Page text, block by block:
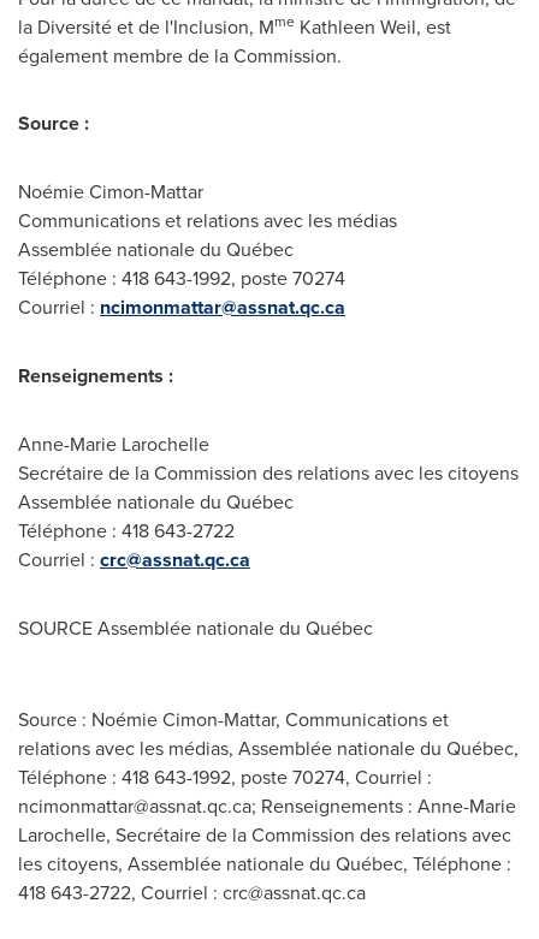
la Diversité et de l'Inclusion, Mme Kathleen Weil, est
également membre de la Commission.
Source :
Noémie Cimon-Mattar
Communications et relations avec les médias
Assemblée nationale du Québec
Téléphone : 418 643-1992, poste 70274
Courriel : ncimonmattar@assnat.qc.ca
Renseignements :
Anne-Marie Larochelle
Secrétaire de la Commission des relations avec les citoyens
Assemblée nationale du Québec
Téléphone : 418 643-2722
Courriel : crc@assnat.qc.ca
SOURCE Assemblée nationale du Québec
Source : Noémie Cimon-Mattar, Communications et
relations avec les médias, Assemblée nationale du Québec,
Téléphone : 418 643-1992, poste 70274, Courriel :
ncimonmattar@assnat.qc.ca; Renseignements : Anne-Marie
Larochelle, Secrétaire de la Commission des relations avec
les citoyens, Assemblée nationale du Québec, Téléphone :
418 643-2722, Courriel : crc@assnat.qc.ca